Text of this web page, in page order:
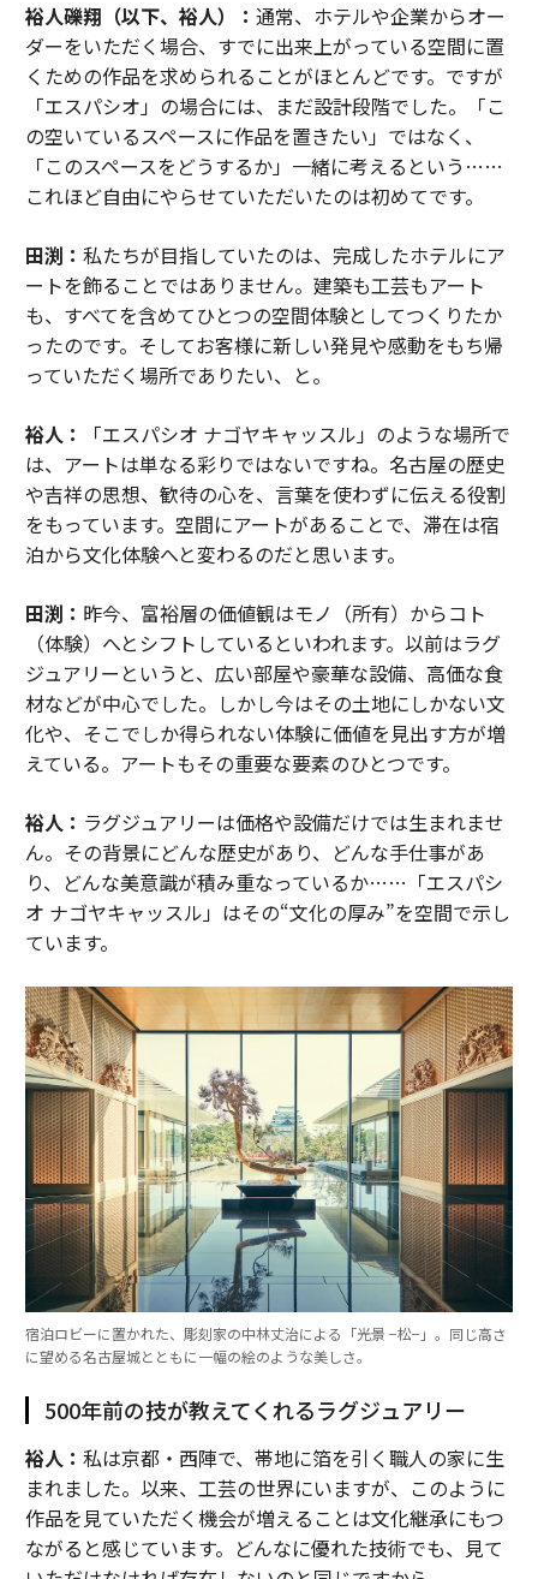
裕人礫翔（以下、裕人）： 通常、ホテルや企業からオー
ダーをいただく場合、すでに出来上がっている空間に置
くための作品を求められることがほとんどです。ですが
「エスパシオ」の場合には、まだ設計段階でした。「こ
の空いているスペースに作品を置きたい」ではなく、
「このスペースをどうするか」一緒に考えるという……
これほど自由にやらせていただいたのは初めてです。
田渕： 私たちが目指していたのは、完成したホテルにア
ートを飾ることではありません。建築も工芸もアート
も、すべてを含めてひとつの空間体験としてつくりたか
ったのです。そしてお客様に新しい発見や感動をもち帰
っていただく場所でありたい、と。
裕人：
「エスパシオ ナゴヤキャッスル」のような場所で
は、アートは単なる彩りではないですね。名古屋の歴史
や吉祥の思想、歓待の心を、言葉を使わずに伝える役割
をもっています。空間にアートがあることで、滞在は宿
泊から文化体験へと変わるのだと思います。
田渕： 昨今、富裕層の価値観はモノ（所有）からコト
（体験）へとシフトしているといわれます。以前はラグ
ジュアリーというと、広い部屋や豪華な設備、高価な食
材などが中心でした。しかし今はその土地にしかない文
化や、そこでしか得られない体験に価値を見出す方が増
えている。アートもその重要な要素のひとつです。
裕人： ラグジュアリーは価格や設備だけでは生まれませ
ん。その背景にどんな歴史があり、どんな手仕事があ
り、どんな美意識が積み重なっているか……「エスパシ
オ ナゴヤキャッスル」はその“文化の厚み”を空間で示し
ています。
宿泊ロビーに置かれた、彫刻家の中林丈治による「光景 −松−」。同じ高さ
に望める名古屋城とともに一幅の絵のような美しさ。
500年前の技が教えてくれるラグジュアリー
裕人： 私は京都・西陣で、帯地に箔を引く職人の家に生
まれました。以来、工芸の世界にいますが、このように
作品を見ていただく機会が増えることは文化継承にもつ
ながると感じています。どんなに優れた技術でも、見て